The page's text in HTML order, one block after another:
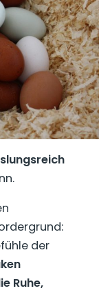
der
Ruhe,